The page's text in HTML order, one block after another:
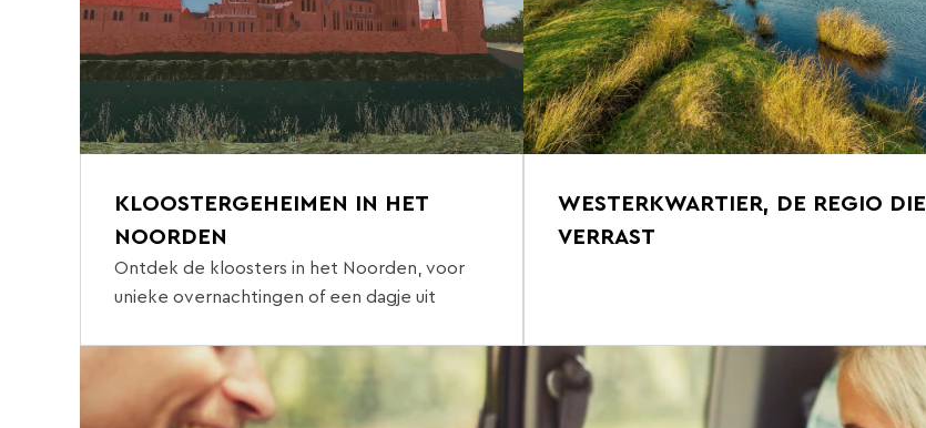
KLOOSTERGEHEIMEN IN HET
NOORDEN
Ontdek de kloosters in het Noorden, voor
unieke overnachtingen of een dagje uit
WESTERKWARTIER, DE REGIO DIE
VERRAST